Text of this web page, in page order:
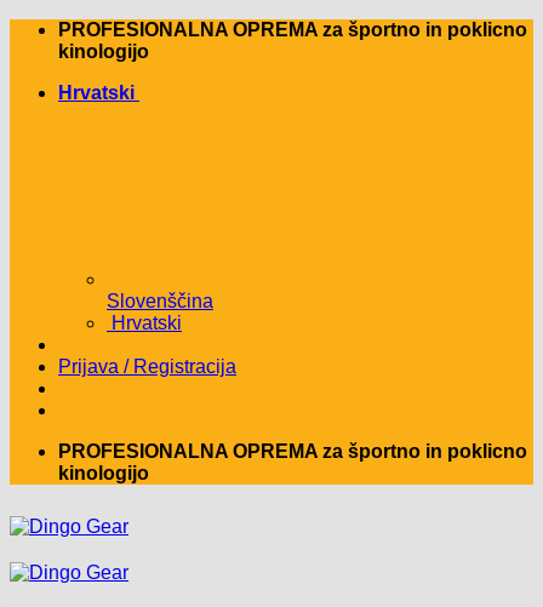
Skip
PROFESIONALNA OPREMA za športno in poklicno
kinologijo
Hrvatski
Slovenščina
Hrvatski
Prijava / Registracija
PROFESIONALNA OPREMA za športno in poklicno
kinologijo